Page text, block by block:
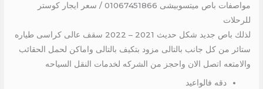
مواصفات باص ميتسوبيشى 01067451866 / سعر ايجار كوستر
للرحلات
لذلك باص جديد شكل حديث 2021 – 2022 سقف عالى كراسى طياره
ستائر من كل جانب بالتالى مزود بتكيف بالتالى واماكن لحمل الحقائب
والامتعه اتصل الان واحجز من الشركه لخدمات النقل السياحه
دقه فالواعيد